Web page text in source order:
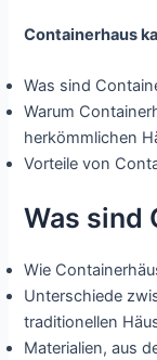
Containerhaus
Was sind
Warum
herkömmlichen
Vorteile von
Was sind
Wie
Unterschiede
traditionellen
Materialien, aus